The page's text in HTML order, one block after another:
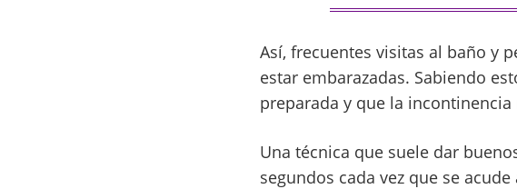
Así, frecuentes visitas al baño y
estar embarazadas. Sabiendo
preparada y que la
Una técnica que suele dar
segundos cada vez que se